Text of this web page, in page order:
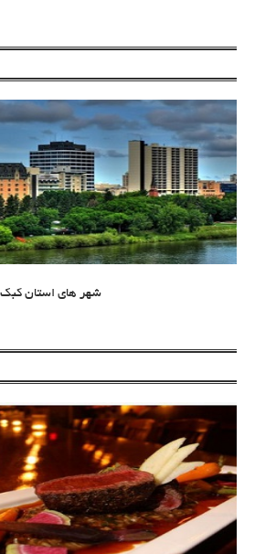
شهر های استان کبک